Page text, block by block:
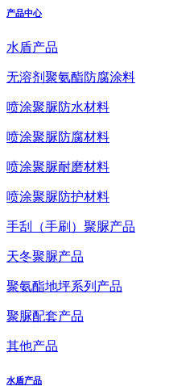
产品中心
水盾产品
无溶剂聚氨酯防腐涂料
喷涂聚脲防水材料
喷涂聚脲防腐材料
喷涂聚脲耐磨材料
喷涂聚脲防护材料
手刮（手刷）聚脲产品
天冬聚脲产品
聚氨酯地坪系列产品
聚脲配套产品
其他产品
水盾产品